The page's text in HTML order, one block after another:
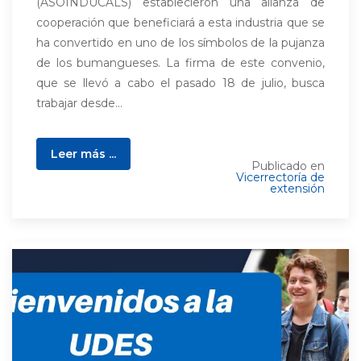
cooperación que beneficiará a esta industria que se
ha convertido en uno de los símbolos de la pujanza
de los bumangueses. La firma de este convenio,
que se llevó a cabo el pasado 18 de julio, busca
trabajar desde...
Leer más ...
Publicado en
Vicerrectoría de
extensión